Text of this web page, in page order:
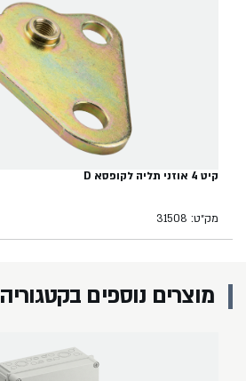
קיט 4 אוזני תליה לקופסא D
מק״ט: 31508
מוצרים נוספים בקטגוריה